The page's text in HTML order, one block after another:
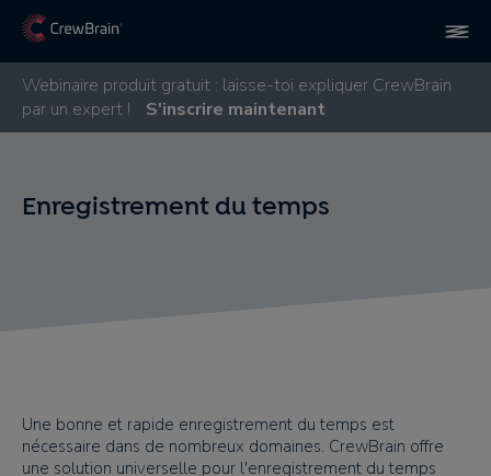
Webinaire produit gratuit : laisse-toi expliquer CrewBrain
par un expert !
S'inscrire maintenant
Enregistrement du temps
Une bonne et rapide enregistrement du temps est
nécessaire dans de nombreux domaines. CrewBrain offre
une solution universelle pour l'enregistrement du temps